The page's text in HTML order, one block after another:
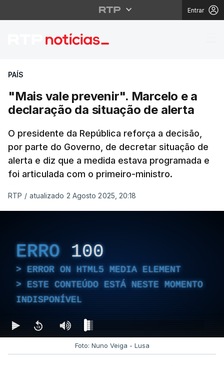
Entrar
"Mais vale prevenir".
PAÍS
"Mais vale prevenir". Marcelo e a
declaração da situação de alerta
O presidente da República reforça a decisão,
por parte do Governo, de decretar situação de
alerta e diz que a medida estava programada e
foi articulada com o primeiro-ministro.
RTP / atualizado 2 Agosto 2025, 20:18
ERRO 100
ERROR ON HTML5 MEDIA ELEMENT
ESTE CONTEÚDO ESTÁ NESTE MOMENTO
INDISPONÍVEL
Foto: Nuno Veiga - Lusa